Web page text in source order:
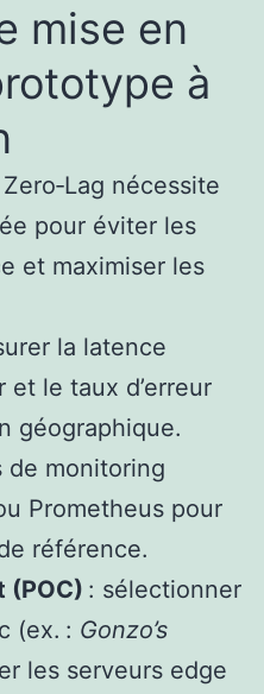
mise en
à
nécessite
pour éviter les
et maximiser les
la latence
le taux d’erreur
géographique.
de monitoring
Prometheus pour
référence.
(POC) : sélectionner
(ex. : Gonzo’s
les serveurs edge